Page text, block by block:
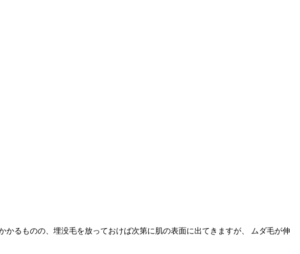
るものの、埋没毛を放っておけば次第に肌の表面に出てきますが、 ムダ毛が伸